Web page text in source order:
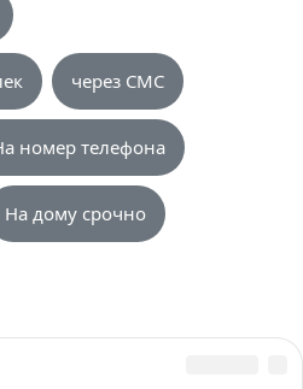
через СМС
номер телефона
На дому срочно